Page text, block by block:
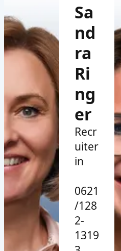
Sa
nd
ra
Ri
ng
er
Recr
uiter
in
0621
/128
2-
1319